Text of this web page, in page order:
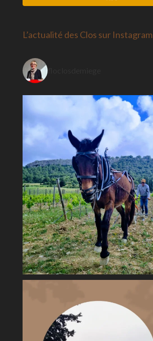
L’actualité des Clos sur Instagram
floclosdemiege